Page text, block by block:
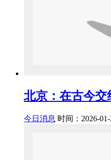
北京：在古今
今日消息 时间：2026-01-